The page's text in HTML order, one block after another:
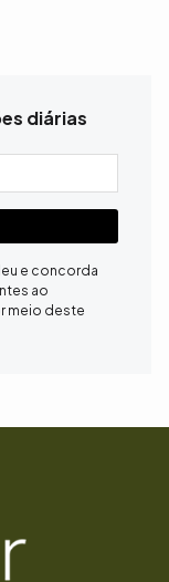
diárias
e concorda
ao
meio deste